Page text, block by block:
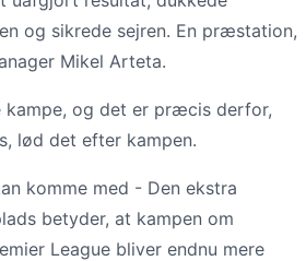
og sikrede sejren. En præstation,
Mikel Arteta.
kampe, og det er præcis derfor,
lød det efter kampen.
komme med - Den ekstra
betyder, at kampen om
League bliver endnu mere